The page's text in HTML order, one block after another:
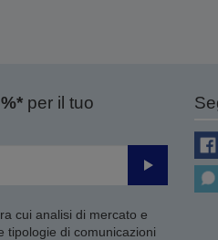
per il tuo
Invia
cui analisi di mercato e
tipologie di comunicazioni